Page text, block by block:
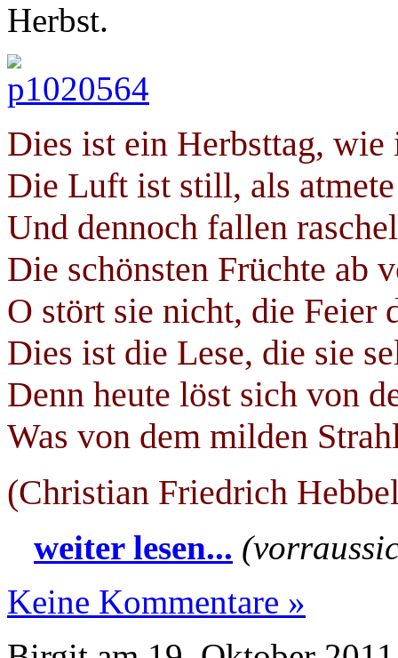
Herbst.
Dies ist ein Herbsttag, wie
Die Luft ist still, als
Und dennoch fallen
Die schönsten Früchte ab
O stört sie nicht, die Feier
Dies ist die Lese, die sie
Denn heute löst sich von
Was von dem milden
(Christian Friedrich
weiter lesen...
Keine Kommentare »